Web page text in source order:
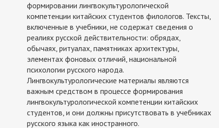
формировании лингвокультурологической
компетенции китайских студентов филологов. Тексты,
включенные в учебники, не содержат сведения о
реалиях русской действительности: обрядах,
обычаях, ритуалах, памятниках архитектуры,
элементах фоновых отличий, национальной
психологии русского народа.
Лингвокультурологические материалы являются
важным средством в процессе формирования
лингвокультурологической компетенции китайских
студентов, и они должны присутствовать в учебниках
русского языка как иностранного.